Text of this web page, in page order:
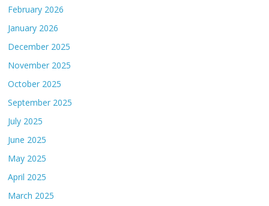
February 2026
January 2026
December 2025
November 2025
October 2025
September 2025
July 2025
June 2025
May 2025
April 2025
March 2025